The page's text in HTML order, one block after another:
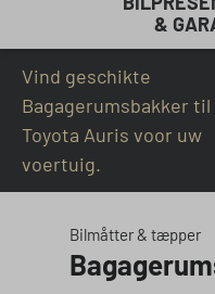
&
Vind geschikte
Bagagerumsbakker til
Toyota Auris voor uw
voertuig.
Bilmåtter & tæpper